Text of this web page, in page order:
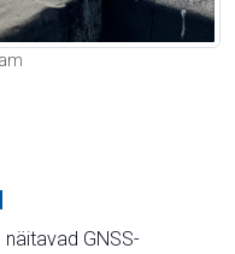
GNSS-